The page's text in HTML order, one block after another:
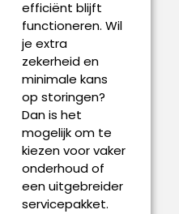
efficiënt blijft
functioneren. Wil
je extra
zekerheid en
minimale kans
op storingen?
Dan is het
mogelijk om te
kiezen voor vaker
onderhoud of
een uitgebreider
servicepakket.